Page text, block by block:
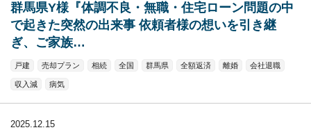
群馬県Y様『体調不良・無職・住宅ローン問題の中
で起きた突然の出来事 依頼者様の想いを引き継
ぎ、ご家族…
戸建 売却プラン 相続 全国 群馬県 全額返済 離婚 会社退職
収入減 病気
2025.12.15